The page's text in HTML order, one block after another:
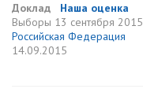
Доклад
Наша оценка
Выборы 13 сентября 2015
Российская Федерация
14.09.2015